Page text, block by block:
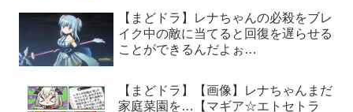
【まどドラ】レナちゃんの必殺をブレ
イク中の敵に当てると回復を遅らせる
ことができるんだよぉ…
【まどドラ】【画像】レナちゃんまだ
家庭菜園を…【マギア☆エトセトラ